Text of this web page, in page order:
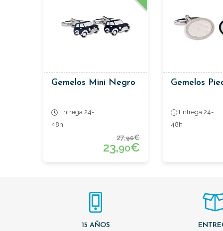
Gemelos Mini Negro
Entrega 24-
48h
27,90€
23,90€
Gemelos
Entrega 24-
48h
15 AÑOS